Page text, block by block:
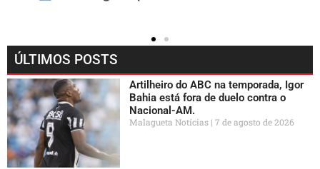
ÚLTIMOS POSTS
Artilheiro do ABC na temporada, Igor
Bahia está fora de duelo contra o
Nacional-AM.
Malagueta Notícias 7 de agosto de 2026